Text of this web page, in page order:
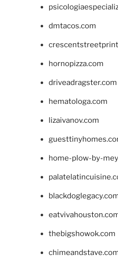
dmtacos.com
hornopizza.com
driveadragster.com
hematologa.com
lizaivanov.com
home-plow-by-
thebigshowok.com